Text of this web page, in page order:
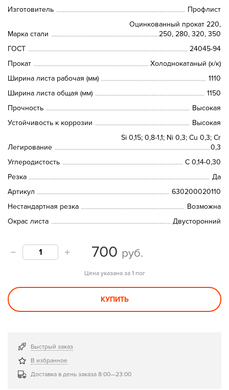
Изготовитель
Профлист
Марка стали
Оцинкованный прокат 220,
250, 280, 320, 350
ГОСТ
24045-94
Прокат
Холоднокатаный (х/к)
Ширина листа рабочая (мм)
1110
Ширина листа общая (мм)
1150
Прочность
Высокая
Устойчивость к коррозии
Высокая
Легирование
Si 0,15; 0,8-1,1; Ni 0,3; Сu 0,3; Cr
0,3
Углеродистость
C 0,14-0,30
Резка
Да
Артикул
630200020110
Нестандартная резка
Возможна
Окрас листа
Двусторонний
700 руб.
Цена указана за 1 пог
КУПИТЬ
Быстрый заказ
В избранное
Доставка в день заказа 8:00—23:00